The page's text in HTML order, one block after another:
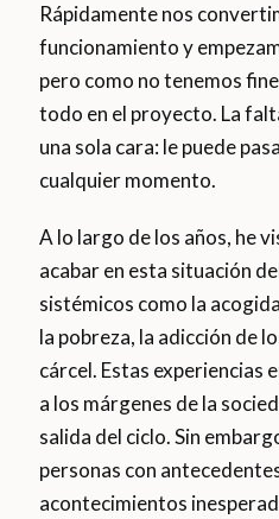
Rápidamente nos
funcionamiento y
pero como no tenemos
todo en el proyecto. La
una sola cara: le puede
cualquier momento.
A lo largo de los años, he
acabar en esta situación
sistémicos como la
la pobreza, la adicción de
cárcel. Estas experiencias
a los márgenes de la
salida del ciclo. Sin
personas con
acontecimientos